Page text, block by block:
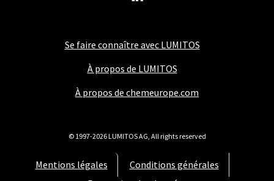
Se faire connaître avec LUMITOS
À propos de LUMITOS
À propos de chemeurope.com
Mentions légales
Conditions générales
© 1997-2026 LUMITOS AG, All rights reserved